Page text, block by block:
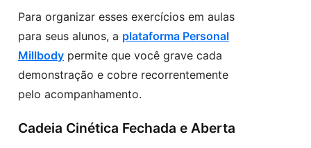
Para organizar esses exercícios em aulas
para seus alunos, a plataforma Personal
Millbody permite que você grave cada
demonstração e cobre recorrentemente
pelo acompanhamento.
Cadeia Cinética Fechada e Aberta